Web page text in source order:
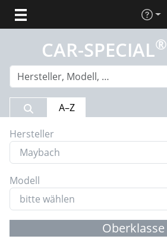
Hilfe
CAR-SPECIAL®
Suchergebnis
A–Z
Hersteller
Modell
Oberklasse